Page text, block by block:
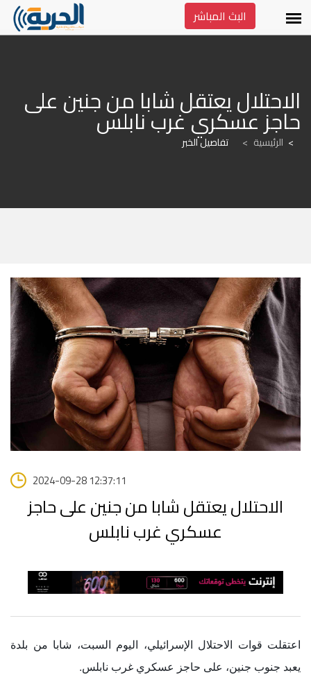
البث المباشر
حاجز عسكري غرب نابلس
الرئيسية > تفاصيل الخبر
2024-09-28 12:37:11
الاحتلال يعتقل شابا من جنين على حاجز
عسكري غرب نابلس
اعتقلت قوات الاحتلال الإسرائيلي، اليوم السبت، شابا من بلدة
يعبد جنوب جنين، على حاجز عسكري غرب نابلس.